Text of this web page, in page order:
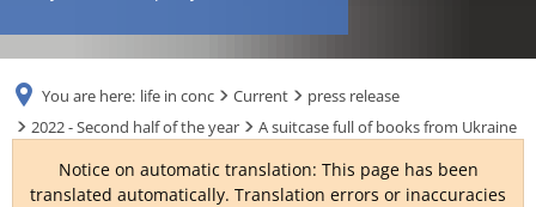
FR
TR
You are here: life in conc Current
press release
2022 - Second half of the year
A suitcase full of books from Ukraine
Notice on automatic translation: This page has been
translated automatically. Translation errors or inaccuracies